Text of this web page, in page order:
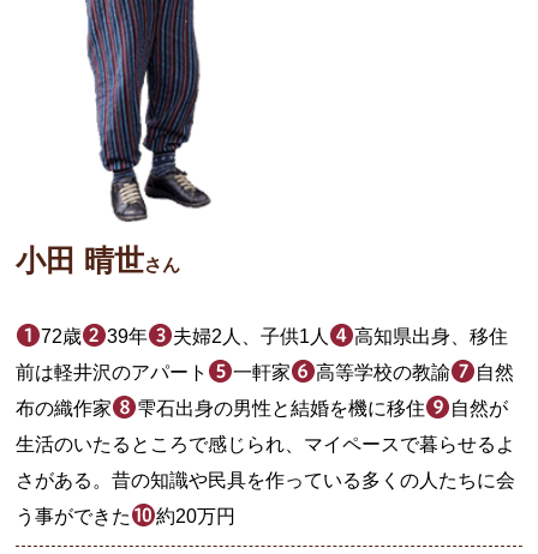
小田 晴世さん
72歳 39年 夫婦2人、子供1人
高知県出身、移住
前は軽井沢のアパート
一軒家 高等学校の教諭
自然
布の織作家
雫石出身の男性と結婚を機に移住
自然が
生活のいたるところで感じられ、マイペースで暮らせるよ
さがある。昔の知識や民具を作っている多くの人たちに会
う事ができた
約20万円